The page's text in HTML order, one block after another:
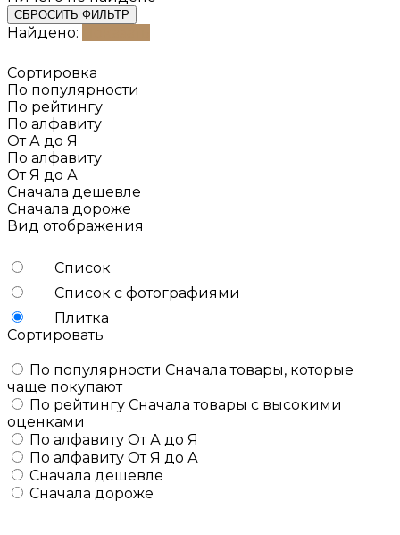
СБРОСИТЬ ФИЛЬТР
Найдено:
Сортировка
По популярности
По рейтингу
По алфавиту
От А до Я
По алфавиту
От Я до А
Сначала дешевле
Сначала дороже
Вид отображения
Список
Список с фотографиями
Плитка
Сортировать
По популярности Сначала товары, которые
чаще покупают
По рейтингу Сначала товары с высокими
оценками
По алфавиту От А до Я
По алфавиту От Я до А
Сначала дешевле
Сначала дороже